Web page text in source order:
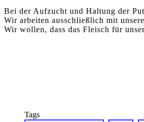
Bei der Aufzucht und Haltung der
Wir arbeiten ausschließlich mit
Wir wollen, dass das Fleisch für
Tags